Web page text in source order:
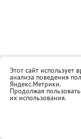
Контакты
Как купить
Реквизиты
Этот сайт
анализа поведения
Яндекс.Метрики.
Продолжая
их использования.